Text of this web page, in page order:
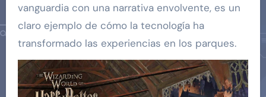
vanguardia con una narrativa envolvente, es un
claro ejemplo de cómo la tecnología ha
transformado las experiencias en los parques.